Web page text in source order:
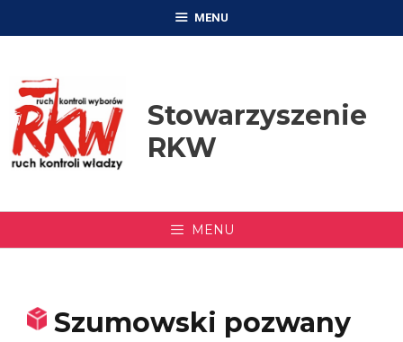
MENU
Stowarzyszenie
RKW
MENU
Szumowski pozwany